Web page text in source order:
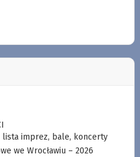
lista imprez, bale, koncerty
we Wrocławiu – 2026